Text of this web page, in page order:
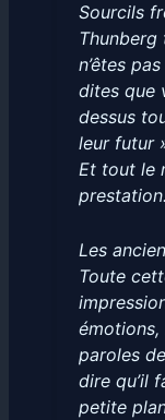
Sourcils
Thunberg
n’êtes
dites que
dessus
leur futur
Et tout le
prestation.
Les
Toute
paroles
dire qu’il
petite